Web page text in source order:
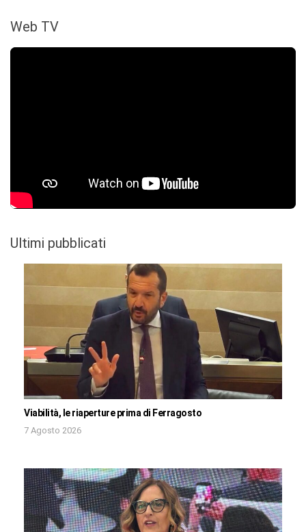
Web TV
Ultimi pubblicati
Viabilità, le riaperture prima di Ferragosto
7 Agosto 2026